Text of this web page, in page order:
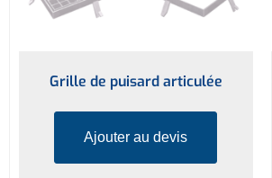
Grille de puisard articulée
Ajouter au devis